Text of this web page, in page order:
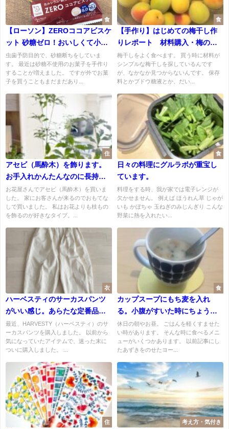
食
【ローソン】ZEROココアビスケ
ット 砂糖ゼロ！おいしくて小腹
がすいた時にちょうどいい
虫歯予防目的で、砂糖断ちをしていま
す。 最近は砂糖不使用のお菓子を手作り
することが増えました。 ですが外でお菓
子を買うこともまだまだあり...
食
【手作り】はじめての梅干し作
りレポート 材料購入・梅の追
熟スタート編
梅干しをよく食べます。 買う時に材料が
シンプルな梅干しを探しているんです
が、なかなか見つからないんです。 保存
料とかブドウ糖液とか、だい...
住
アセビ（馬酔木）を飾ります。
お手入れかんたんなのに長持
ち。お部屋の雰囲気もいい感じ
です。
お花屋さんでアセビ（馬酔木）を買いま
した。 家にお客さんが来るのでおもてな
しで買いました。 私はお花よりも枝もの
を飾るのが好きなタイプ。...
食
日々の料理にグルラボが重宝し
ています。
料理をする時、我が家では電子レンジが
欠かせません。 例えば ほうれん草 じゃが
いも かぼちゃ 玉ねぎのみじんぎり こんな
野菜に熱を入れたい...
衣
ハーベスティのサーカスパンツ
がいい感じ。あらたな定番品が
できました。
最近、HARVESTY（ハーベスティ）のサ
ーカスパンツを購入しました。 以前から
気になっていたアイテムで、迷った末に
ついに購入しました。 ...
食
カップスープにもち麦を入れ
る。小腹がすいた時にちょうど
いいスープです。
休日の朝やお昼。 ごはんを軽くすませた
い時があります。 そんな時に食べるメニ
ューがいくつかあります。 以前記事にし
たあずきをのせたヨー...
住 考え方・気付き